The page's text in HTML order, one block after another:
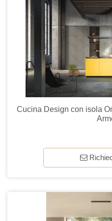
Cucina Design con isola